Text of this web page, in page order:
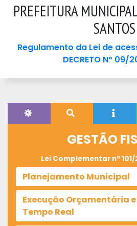
PREFEITURA
SANTOS
Regulamento da Lei de
DECRETO Nº 09/
GESTÃO
Lei Complementar nº
Planejamento Municipal
Execução Orçamentária
Tempo Real